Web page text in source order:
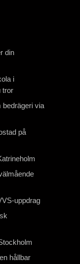
din
i
tror
via
på
uppdrag
hållbar